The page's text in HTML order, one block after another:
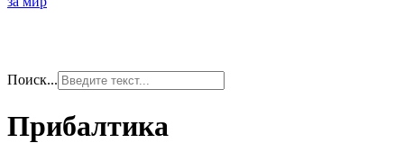
Поиск...
Прибалтика